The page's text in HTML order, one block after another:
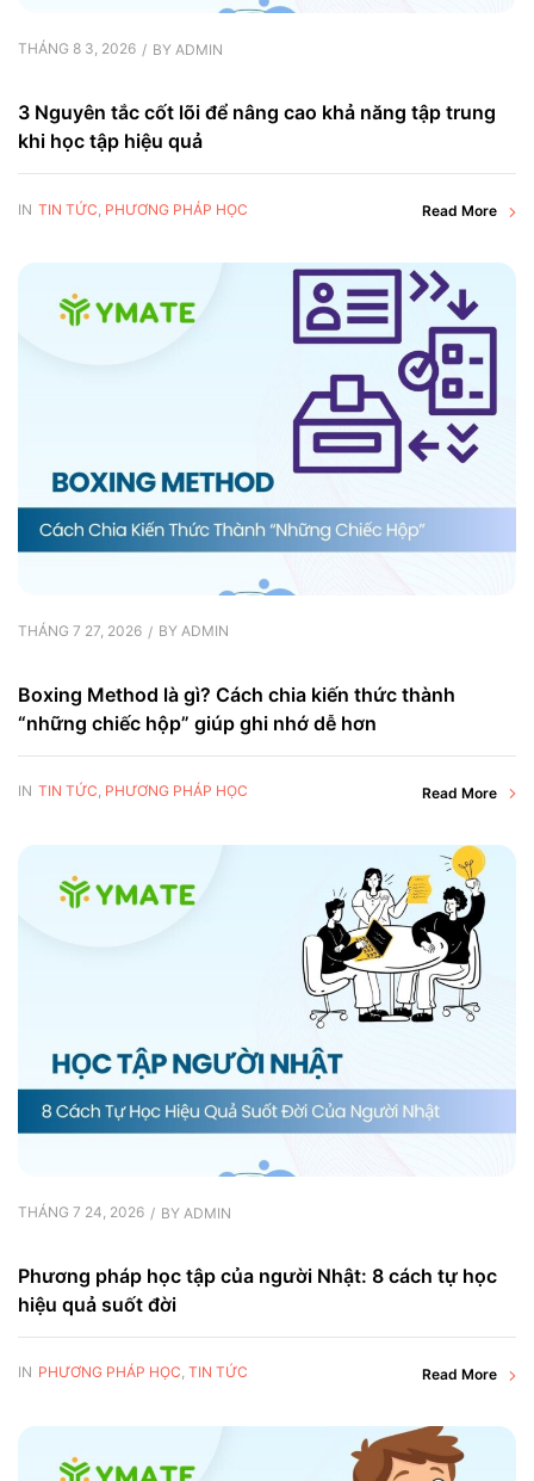
THÁNG 8 3, 2026 BY ADMIN
3 Nguyên tắc cốt lõi để nâng cao khả năng tập trung
khi học tập hiệu quả
IN TIN TỨC PHƯƠNG PHÁP HỌC Read More
THÁNG 7 27, 2026 BY ADMIN
Boxing Method là gì? Cách chia kiến thức thành
“những chiếc hộp” giúp ghi nhớ dễ hơn
IN TIN TỨC, PHƯƠNG PHÁP HỌC Read More
THÁNG 7 24, 2026 BY ADMIN
Phương pháp học tập của người Nhật: 8 cách tự học
hiệu quả suốt đời
IN PHƯƠNG PHÁP HỌC, TIN TỨC Read More